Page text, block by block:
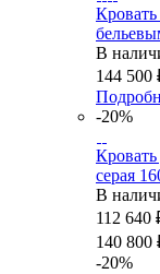
В
144 500
-20%
Кровать
серая
В
112 640
140 800
-20%